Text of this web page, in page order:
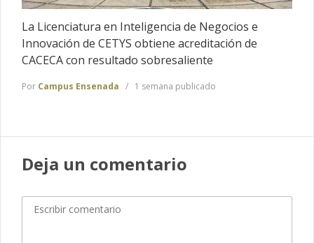
La Licenciatura en Inteligencia de Negocios e
Innovación de CETYS obtiene acreditación de
CACECA con resultado sobresaliente
Por Campus Ensenada 1 semana publicado
Deja un comentario